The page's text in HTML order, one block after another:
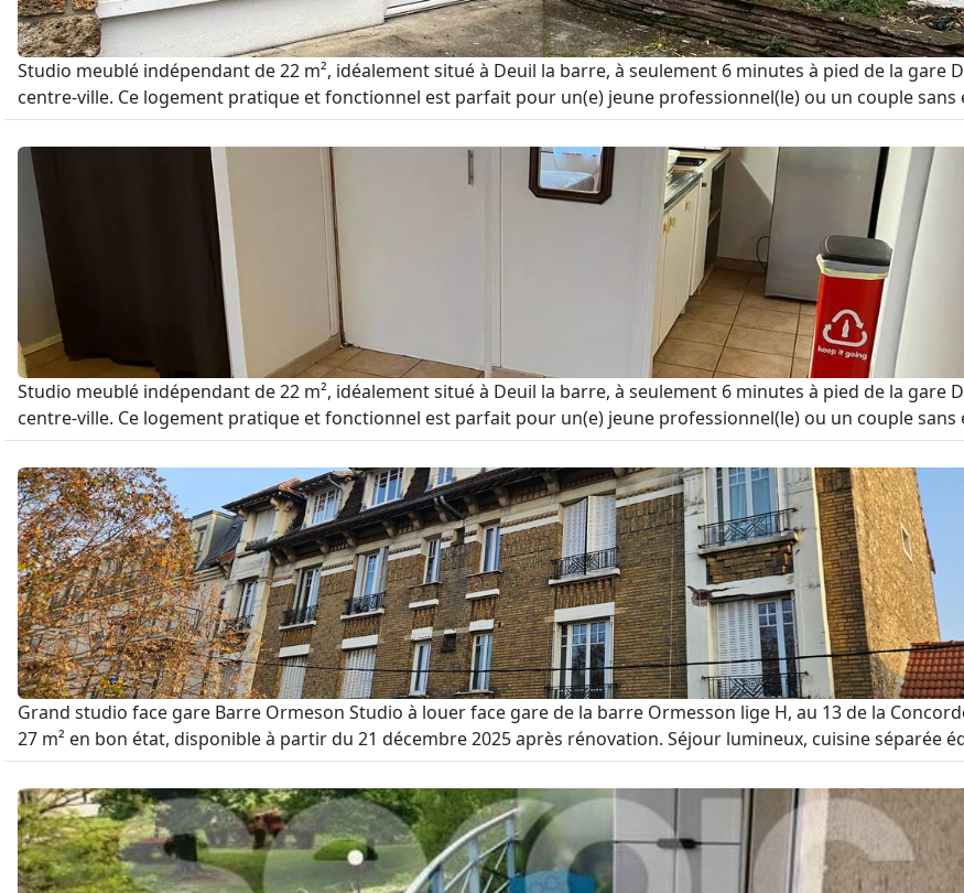
Studio meublé indépendant de 22 m², idéalement situé à Deuil la barre, à seulement 6 minutes à pied de la
centre-ville. Ce logement pratique et fonctionnel est parfait pour un(e) jeune professionnel(le) ou un couple sans
Studio meublé indépendant de 22 m², idéalement situé à Deuil la barre, à seulement 6 minutes à pied de la
centre-ville. Ce logement pratique et fonctionnel est parfait pour un(e) jeune professionnel(le) ou un couple sans
Grand studio face gare Barre Ormeson Studio à louer face gare de la barre Ormesson lige H, au 13 de la
27 m² en bon état, disponible à partir du 21 décembre 2025 après rénovation. Séjour lumineux, cuisine séparée